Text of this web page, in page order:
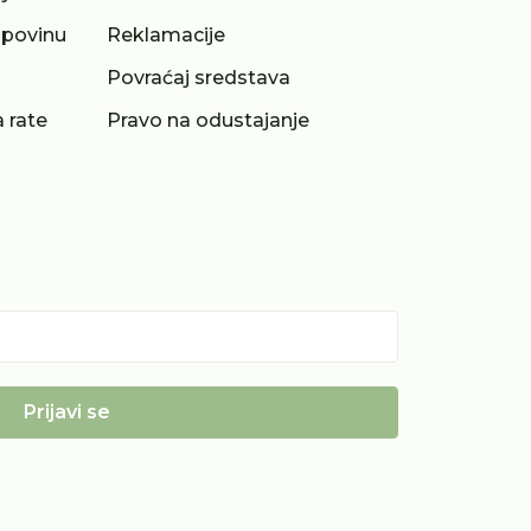
rate
Reklamacije
Povraćaj sredstava
Pravo na odustajanje
Prijavi se